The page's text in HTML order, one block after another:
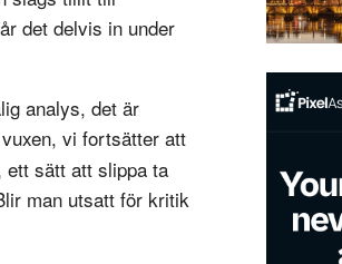
det delvis in under
analys, det är
vi fortsätter att
ett sätt att slippa ta
man utsatt för kritik